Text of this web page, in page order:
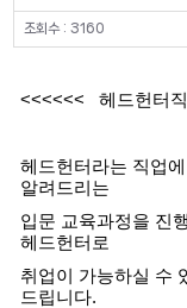
조회수 : 3160
<<<<<< 헤드헌터
헤드헌터라는 직업
알려드리는
입문 교육과정을 진
헤드헌터로
취업이 가능하실 수
드립니다.